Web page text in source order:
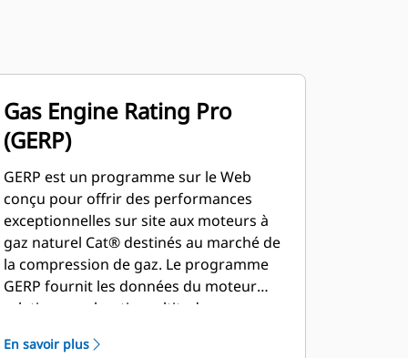
Gas Engine Rating Pro
(GERP)
GERP est un programme sur le Web
conçu pour offrir des performances
exceptionnelles sur site aux moteurs à
gaz naturel Cat® destinés au marché de
la compression de gaz. Le programme
GERP fournit les données du moteur
relatives au chantier : altitude,
dégagement de chaleur du liquide de
En savoir plus